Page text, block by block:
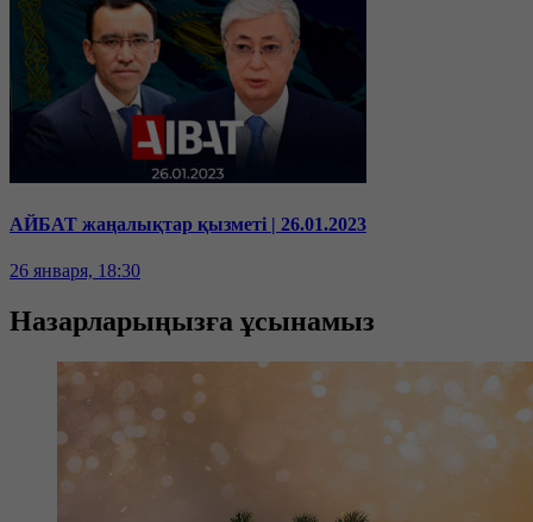
АЙБАТ жаңалықтар қызметі | 26.01.2023
26 января, 18:30
Назарларыңызға ұсынамыз